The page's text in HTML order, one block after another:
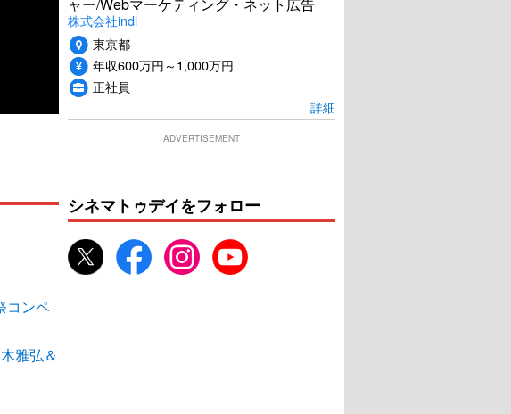
コンペ
雅弘＆
株式会社indi
東京都
年収600万円～1,000万円
正社員
詳細
ADVERTISEMENT
シネマトゥデイをフォロー